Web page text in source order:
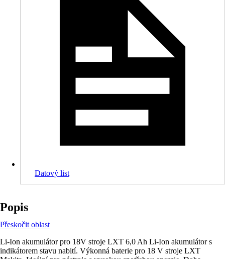
Datový list
Popis
Přeskočit oblast
Li-Ion akumulátor pro 18V stroje LXT 6,0 Ah Li-Ion akumulátor s
indikátorem stavu nabití. Výkonná baterie pro 18 V stroje LXT